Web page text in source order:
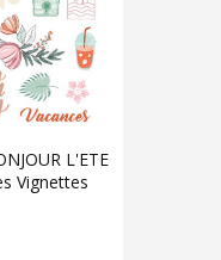
L'ETE
Vignettes